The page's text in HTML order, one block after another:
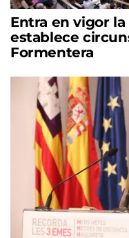
Entra en vigor
establece
Formentera